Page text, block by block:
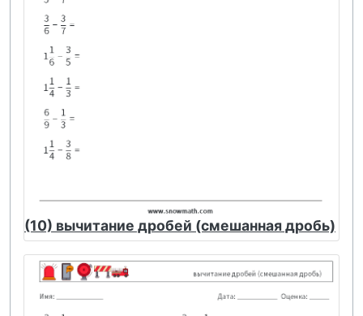
(10) вычитание дробей (смешанная дробь)